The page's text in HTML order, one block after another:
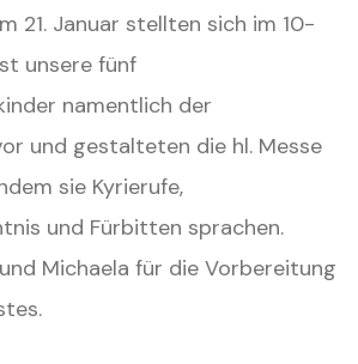
21. Januar stellten sich im 10-
unsere fünf
namentlich der
und gestalteten die hl. Messe
sie Kyrierufe,
und Fürbitten sprachen.
Michaela für die Vorbereitung